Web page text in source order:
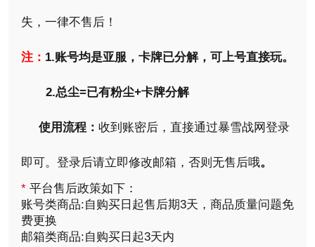
失，一律不售后！
注： 1.账号均是亚服，卡牌已分解，可上号直接玩。
2.总尘=已有粉尘+卡牌分解
使用流程： 收到账密后，直接通过暴雪战网登录
即可。登录后请立即修改邮箱，否则无售后哦。
*平台售后政策如下：
账号类商品:自购买日起售后期3天，商品质量问题免
费更换
邮箱类商品:自购买日起3天内